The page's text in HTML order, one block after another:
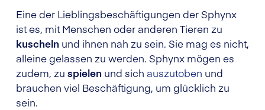
Eine der Lieblingsbeschäftigungen der Sphynx
ist es, mit Menschen oder anderen Tieren zu
kuscheln und ihnen nah zu sein. Sie mag es nicht,
alleine gelassen zu werden. Sphynx mögen es
zudem, zu spielen und sich auszutoben und
brauchen viel Beschäftigung, um glücklich zu
sein.